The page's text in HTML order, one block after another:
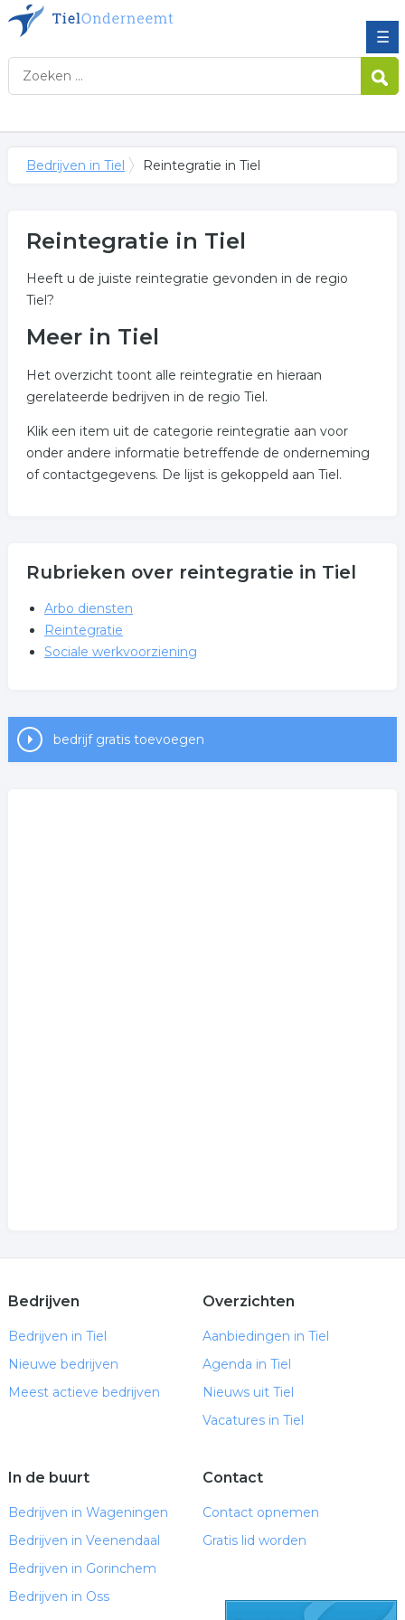
☰
Bedrijven in Tiel Reintegratie in Tiel
Reintegratie in Tiel
Heeft u de juiste reintegratie gevonden in de regio
Tiel?
Meer in Tiel
Het overzicht toont alle reintegratie en hieraan
gerelateerde bedrijven in de regio Tiel.
Klik een item uit de categorie reintegratie aan voor
onder andere informatie betreffende de onderneming
of contactgegevens. De lijst is gekoppeld aan Tiel.
Rubrieken over reintegratie in Tiel
Arbo diensten
Reintegratie
Sociale werkvoorziening
bedrijf gratis toevoegen
Bedrijven
Bedrijven in Tiel
Nieuwe bedrijven
Meest actieve bedrijven
Overzichten
Aanbiedingen in Tiel
Agenda in Tiel
Nieuws uit Tiel
Vacatures in Tiel
In de buurt
Bedrijven in Wageningen
Bedrijven in Veenendaal
Bedrijven in Gorinchem
Bedrijven in Oss
Contact
Contact opnemen
Gratis lid worden